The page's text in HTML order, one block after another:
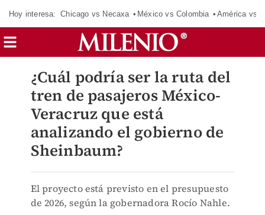
Hoy interesa: Chicago vs Necaxa México vs Colombia América vs
¿Cuál podría ser la ruta del
tren de pasajeros México-
Veracruz que está
analizando el gobierno de
Sheinbaum?
El proyecto está previsto en el presupuesto
de 2026, según la gobernadora Rocío Nahle.